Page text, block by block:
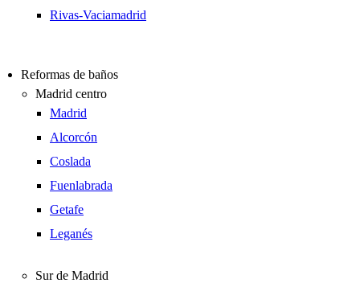
Rivas-Vaciamadrid
Reformas de baños
Madrid centro
Madrid
Alcorcón
Coslada
Fuenlabrada
Getafe
Leganés
Sur de Madrid